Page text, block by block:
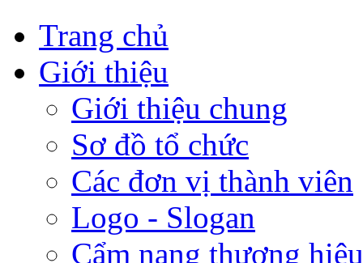
Trang chủ
Giới thiệu
Giới thiệu chung
Sơ đồ tổ chức
Các đơn vị thành viên
Logo - Slogan
Cẩm nang thương hiệu